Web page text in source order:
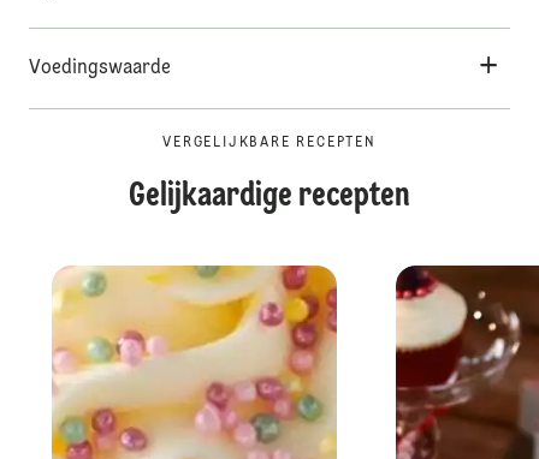
Voedingswaarde
VERGELIJKBARE RECEPTEN
Gelijkaardige recepten